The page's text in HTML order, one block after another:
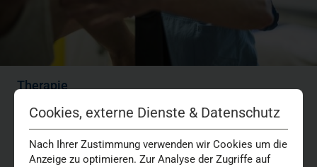
Therapie
Physio- und Ergotherapie unterstützen Ihre Genesung gezielt – zum
Beispiel durch Mobilisation, Training alltagsrelevanter Fähigkeiten und
individuelle Therapieplanung im interdisziplinären Team.
Mehr erfahren +
Cookies, externe Dienste & Datenschutz
Nach Ihrer Zustimmung verwenden wir Cookies um die
Anzeige zu optimieren. Zur Analyse der Zugriffe auf